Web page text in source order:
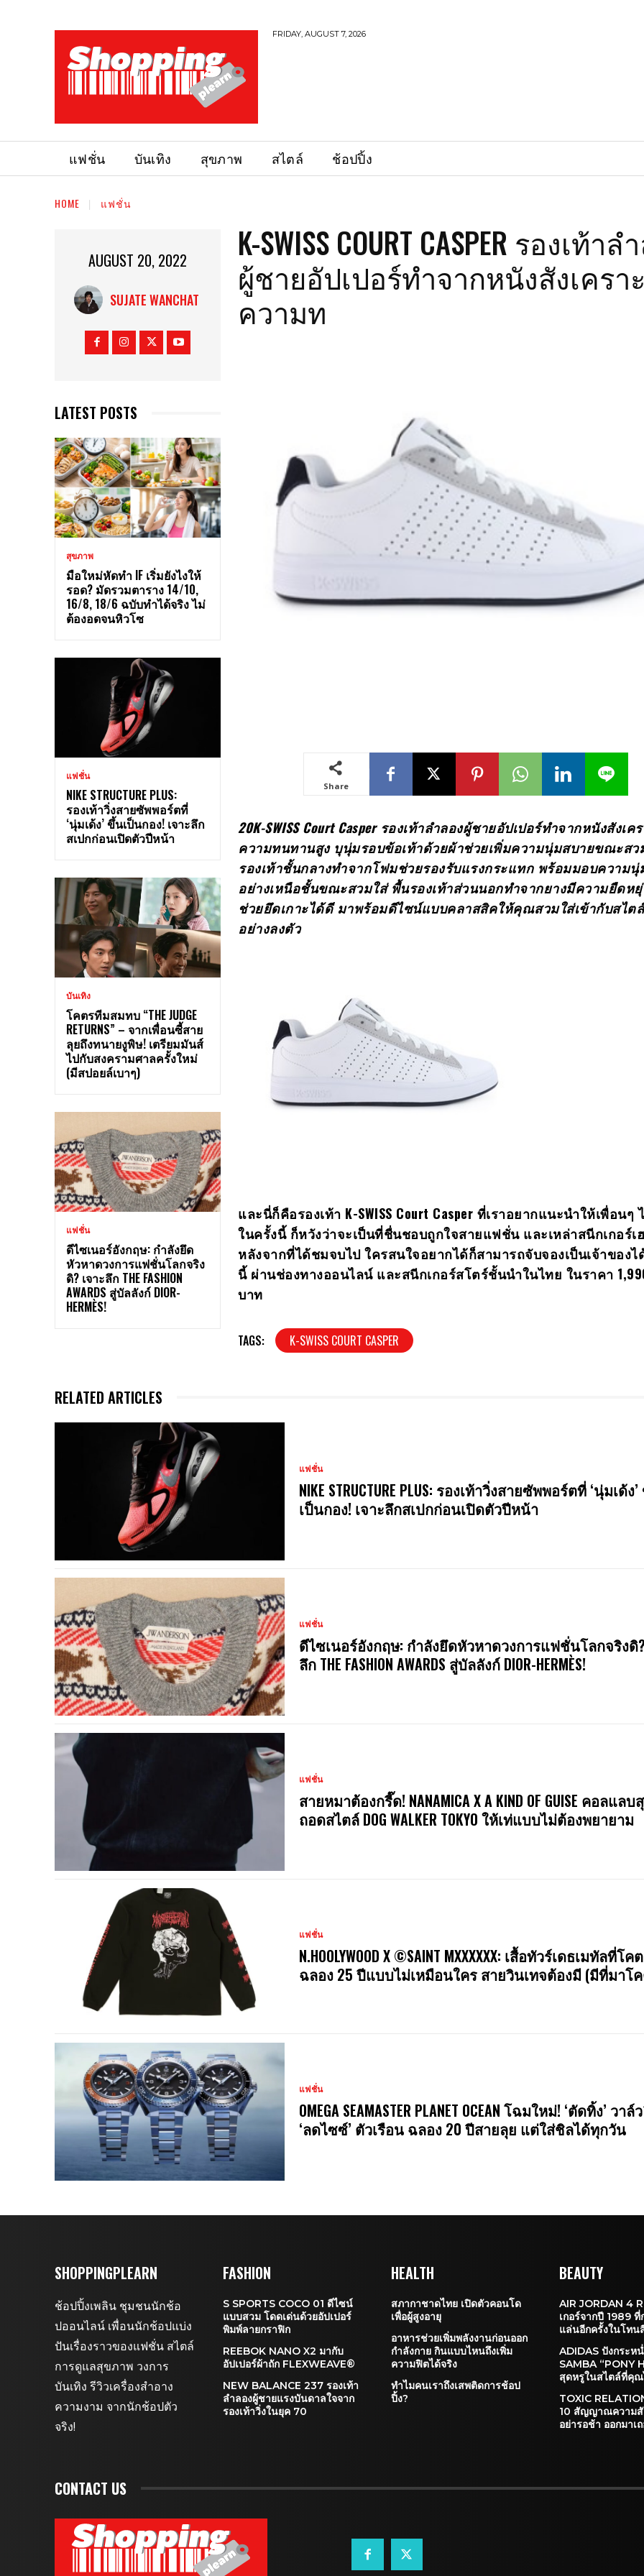
FRIDAY, AUGUST 7, 2026
แฟชั่น บันเทิง สุขภาพ สไตล์ ช้อปปิ้ง
HOME แฟชั่น
AUGUST 20, 2022
SUJATE WANCHAT
LATEST POSTS
สุขภาพ
มือใหม่หัดทำ IF เริ่มยังไงให้
รอด? มัดรวมตาราง 14/10,
16/8, 18/6 ฉบับทำได้จริง ไม่
ต้องอดจนหิวโซ
แฟชั่น
NIKE STRUCTURE PLUS:
รองเท้าวิ่งสายซัพพอร์ตที่
‘นุ่มเด้ง’ ขึ้นเป็นกอง! เจาะลึก
สเปกก่อนเปิดตัวปีหน้า
บันเทิง
โคตรทีมสมทบ “THE JUDGE
RETURNS” – จากเพื่อนซี้สาย
ลุยถึงทนายงูพิษ! เตรียมมันส์
ไปกับสงครามศาลครั้งใหม่
(มีสปอยล์เบาๆ)
แฟชั่น
ดีไซเนอร์อังกฤษ: กำลังยึด
หัวหาดวงการแฟชั่นโลกจริง
ดิ? เจาะลึก THE FASHION
AWARDS สู่บัลลังก์ DIOR-
HERMÈS!
K-SWISS COURT CASPER รองเท้า
ผู้ชายอัปเปอร์ทำจากหนังสังเครา
ความท
Share
20K-SWISS Court Casper รองเท้าลำลองผู้ชายอัปเปอร์ทำจากหนังสังเค
ความทนทานสูง บุนุ่มรอบข้อเท้าด้วยผ้าช่วยเพิ่มความนุ่มสบายขณะสว
รองเท้าชั้นกลางทำจากโฟมช่วยรองรับแรงกระแทก พร้อมมอบความนุ่
อย่างเหนือชั้นขณะสวมใส่ พื้นรองเท้าส่วนนอกทำจากยางมีความยืดห
ช่วยยึดเกาะได้ดี มาพร้อมดีไซน์แบบคลาสสิคให้คุณสวมใส่เข้ากับสไต
อย่างลงตัว
และนี่ก็คือรองเท้า K-SWISS Court Casper ที่เราอยากแนะนำให้เพื่อนๆ
ในครั้งนี้ ก็หวังว่าจะเป็นที่ชื่นชอบถูกใจสายแฟชั่น และเหล่าสนีกเกอร์
หลังจากที่ได้ชมจบไป ใครสนใจอยากได้ก็สามารถจับจองเป็นเจ้าของ
นี้ ผ่านช่องทางออนไลน์ และสนีกเกอร์สโตร์ชั้นนำในไทย ในราคา
บาท
TAGS: K-SWISS COURT CASPER
RELATED ARTICLES
แฟชั่น
NIKE STRUCTURE PLUS: รองเท้าวิ่งสายซัพพอร์ตที่ ‘นุ่มเด้ง
เป็นกอง! เจาะลึกสเปกก่อนเปิดตัวปีหน้า
แฟชั่น
ดีไซเนอร์อังกฤษ: กำลังยึดหัวหาดวงการแฟชั่นโลกจริงดิ
ลึก THE FASHION AWARDS สู่บัลลังก์ DIOR-HERMÈS!
แฟชั่น
สายหมาต้องกรี๊ด! NANAMICA X A KIND OF GUISE คอลแล
ถอดสไตล์ DOG WALKER TOKYO ให้เท่แบบไม่ต้องพยายาม
แฟชั่น
N.HOOLYWOOD X ©SAINT MXXXXXX: เสื้อทัวร์เดธเมทัลที่โ
ฉลอง 25 ปีแบบไม่เหมือนใคร สายวินเทจต้องมี (มีที่มาโค
แฟชั่น
OMEGA SEAMASTER PLANET OCEAN โฉมใหม่! ‘ตัดทิ้ง’ วา
‘ลดไซซ์’ ตัวเรือน ฉลอง 20 ปีสายลุย แต่ใส่ชิลได้ทุกวัน
SHOPPINGPLEARN
ช้อปปิ้งเพลิน ชุมชนนักช้อ
ปออนไลน์ เพื่อนนักช้อปแบ่ง
ปันเรื่องราวของแฟชั่น สไตล์
การดูแลสุขภาพ วงการ
บันเทิง รีวิวเครื่องสำอาง
ความงาม จากนักช้อปตัว
จริง!
FASHION
S SPORTS COCO 01 ดีไซน์
แบบสวม โดดเด่นด้วยอัปเปอร์
พิมพ์ลายกราฟิก
REEBOK NANO X2 มากับ
อัปเปอร์ผ้าถัก FLEXWEAVE®
NEW BALANCE 237 รองเท้า
ลำลองผู้ชายแรงบันดาลใจจาก
รองเท้าวิ่งในยุค 70
HEALTH
สภากาชาดไทย เปิดตัวคอนโด
เพื่อผู้สูงอายุ
อาหารช่วยเพิ่มพลังงานก่อนออก
กำลังกาย กินแบบไหนถึงเพิ่ม
ความฟิตได้จริง
ทำไมคนเราถึงเสพติดการช้อป
ปิ้ง?
BEAUTY
AIR JORDAN 4
เกอร์จากปี 1989
แล่นอีกครั้งในโทน
ADIDAS ปังกระห
SAMBA “PONY
สุดหรูในสไตล์ที่คุ
TOXIC
10 สัญญาณความ
อย่ารอช้า ออกมาเ
CONTACT US